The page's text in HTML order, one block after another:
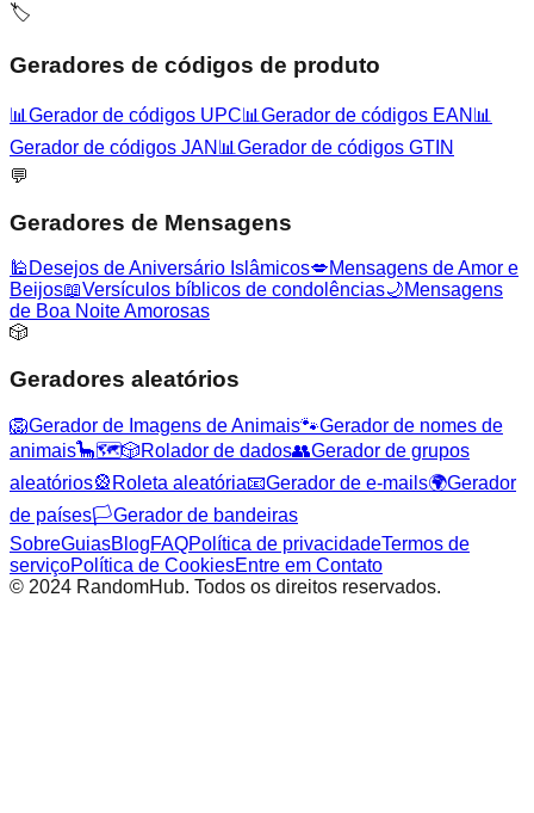
🏷️
Geradores de códigos de produto
📊 Gerador de códigos UPC📊 Gerador de códigos EAN 📊
Gerador de códigos JAN 📊 Gerador de códigos GTIN
💬
Geradores de Mensagens
🕌 Desejos de Aniversário Islâmicos💋Mensagens de Amor e
Beijos📖Versículos bíblicos de condolências🌙Mensagens
de Boa Noite Amorosas
🎲
Geradores aleatórios
🦁Gerador de Imagens de Animais🐾Gerador de nomes de
animais🦕🗺️🎲Rolador de dados👥Gerador de grupos
aleatórios🎡 Roleta aleatória📧Gerador de e-mails🌍Gerador
de países🏳️Gerador de bandeiras
SobreGuiasBlogFAQPolítica de privacidadeTermos de
serviçoPolítica de CookiesEntre em Contato
© 2024 RandomHub. Todos os direitos reservados.